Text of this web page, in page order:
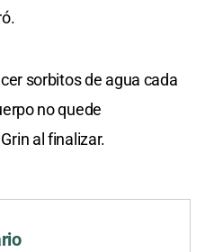
sorbitos de agua cada
no quede
al finalizar.